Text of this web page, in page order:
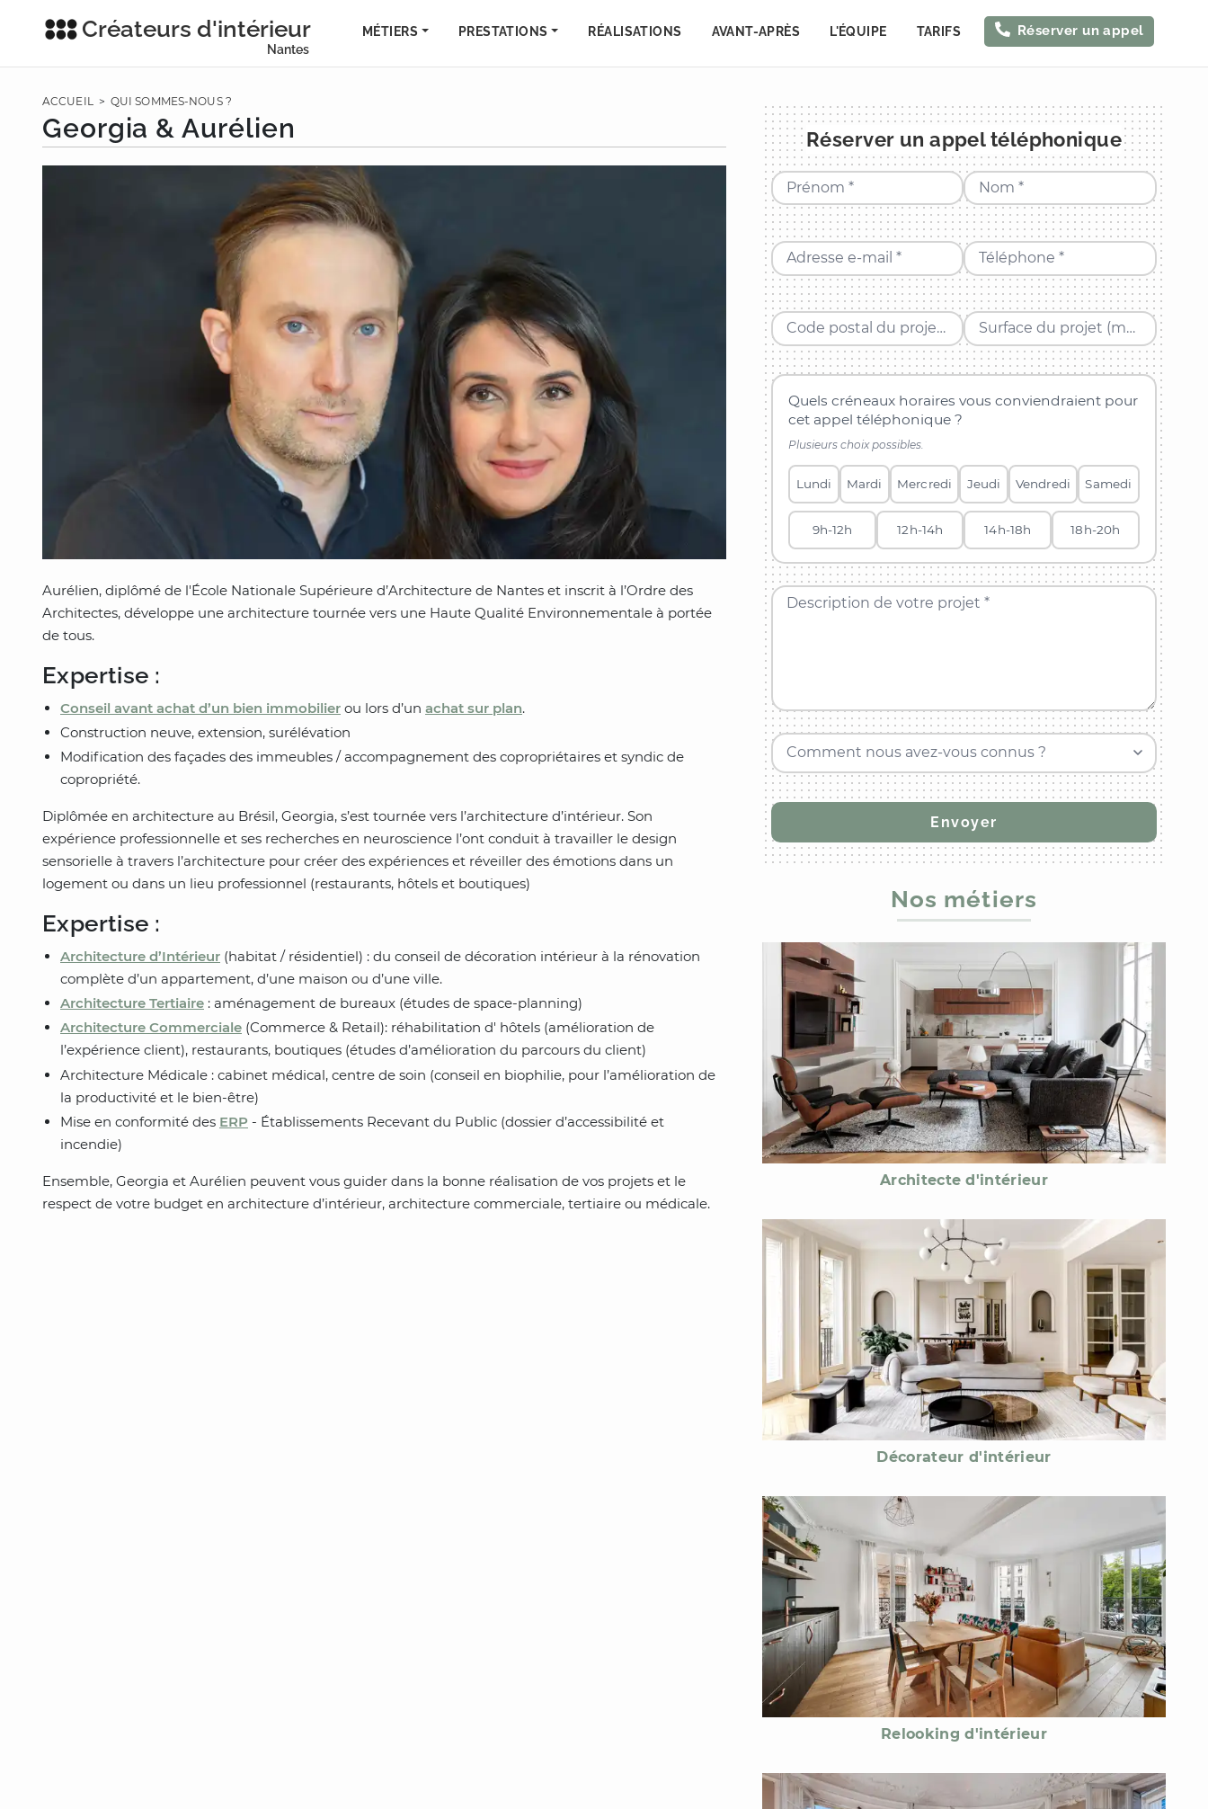
Créateurs d'intérieur
Nantes
MÉTIERS PRESTATIONS RÉALISATIONS AVANT-APRÈS L'ÉQUIPE TARIFS Réserver un appel
ACCUEIL> QUI SOMMES-NOUS ?
Georgia & Aurélien
Aurélien, diplômé de l'École Nationale Supérieure d’Architecture de Nantes et inscrit à l’Ordre des
Architectes, développe une architecture tournée vers une Haute Qualité Environnementale à portée
de tous.
Expertise :
Conseil avant achat d’un bien immobilier ou lors d’un achat sur plan.
Construction neuve, extension, surélévation
Modification des façades des immeubles / accompagnement des copropriétaires et syndic de
copropriété.
Diplômée en architecture au Brésil, Georgia, s’est tournée vers l’architecture d’intérieur. Son
expérience professionnelle et ses recherches en neuroscience l’ont conduit à travailler le design
sensorielle à travers l’architecture pour créer des expériences et réveiller des émotions dans un
logement ou dans un lieu professionnel (restaurants, hôtels et boutiques)
Expertise :
Architecture d’Intérieur (habitat / résidentiel) : du conseil de décoration intérieur à la rénovation
complète d’un appartement, d’une maison ou d’une ville.
Architecture Tertiaire : aménagement de bureaux (études de space-planning)
Architecture Commerciale (Commerce & Retail): réhabilitation d' hôtels (amélioration de
l’expérience client), restaurants, boutiques (études d’amélioration du parcours du client)
Architecture Médicale : cabinet médical, centre de soin (conseil en biophilie, pour l’amélioration de
la productivité et le bien-être)
Mise en conformité des ERP - Établissements Recevant du Public (dossier d’accessibilité et
incendie)
Ensemble, Georgia et Aurélien peuvent vous guider dans la bonne réalisation de vos projets et le
respect de votre budget en architecture d’intérieur, architecture commerciale, tertiaire ou médicale.
Réserver un appel téléphonique
Prénom * Nom *
Adresse e-mail * Téléphone *
Code postal du projet * Surface du projet (m²) *
Quels créneaux horaires vous conviendraient pour
cet appel téléphonique ?
Plusieurs choix possibles.
Lundi Mardi Mercredi Jeudi Vendredi Samedi
9h-12h 12h-14h 14h-18h 18h-20h
Description de votre projet *
Comment nous avez-vous connus ?
Nos métiers
Architecte d'intérieur
Décorateur d'intérieur
Relooking d'intérieur